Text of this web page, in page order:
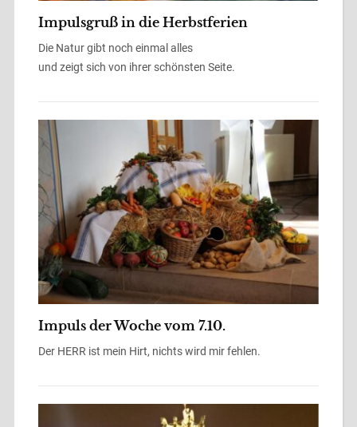
Impulsgruß in die Herbstferien
Die Natur gibt noch einmal alles
und zeigt sich von ihrer schönsten Seite.
Impuls der Woche vom 7.10.
Der HERR ist mein Hirt, nichts wird mir fehlen.